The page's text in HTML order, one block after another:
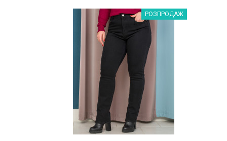
Наклейки Варіант з %РОЗПРОДАЖ